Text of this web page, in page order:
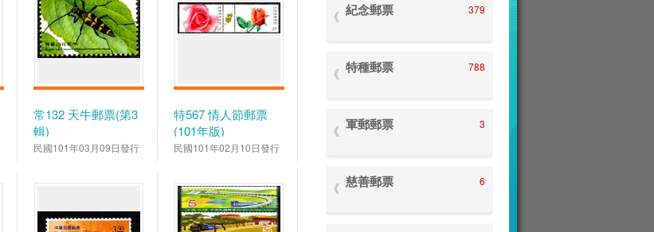
常132 天牛郵票(第3
輯)
民國101年03月09日發行
特567 情人節郵票
(101年版)
民國101年02月10日發行
紀念郵票 379
特種郵票 788
軍郵郵票 3
慈善郵票 6